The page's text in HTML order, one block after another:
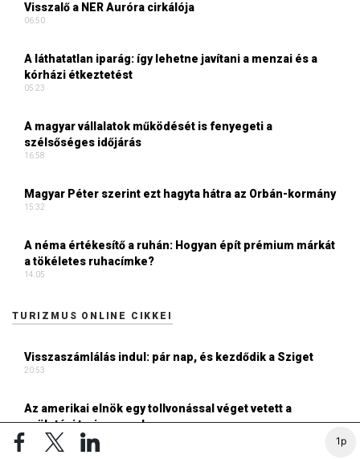
1p
Visszalő a NER Auróra cirkálója
06:50
A láthatatlan iparág: így lehetne javítani a menzai és a
kórházi étkeztetést
05:23
A magyar vállalatok működését is fenyegeti a
szélsőséges időjárás
16:58
Magyar Péter szerint ezt hagyta hátra az Orbán-kormány
15:32
A néma értékesítő a ruhán: Hogyan épít prémium márkát
a tökéletes ruhacímke?
14:05
TURIZMUS ONLINE CIKKEI
Visszaszámlálás indul: pár nap, és kezdődik a Sziget
20:53
Az amerikai elnök egy tollvonással véget vetett a
születési turizmusnak
14:00